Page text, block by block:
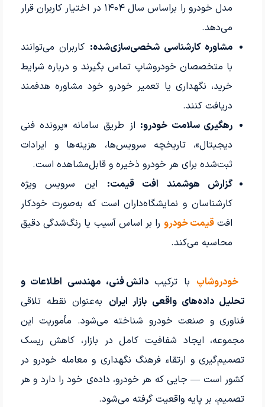
مدل خودرو را براساس سال ۱۴۰۴ در اختیار کاربران قرار
می‌دهد.
مشاوره کارشناسی شخصی‌سازی‌شده: کاربران می‌توانند
با متخصصان خودروشاپ تماس بگیرند و درباره شرایط
خرید، نگهداری یا تعمیر خودرو خود مشاوره هدفمند
دریافت کنند.
رهگیری سلامت خودرو: از طریق سامانه «پرونده فنی
دیجیتال»، تاریخچه سرویس‌ها، هزینه‌ها و ایرادات
ثبت‌شده برای هر خودرو ذخیره و قابل‌مشاهده است.
گزارش هوشمند افت قیمت: این سرویس ویژه
کارشناسان و نمایشگاه‌داران است که به‌صورت خودکار
افتقیمت خودرو را بر اساس آسیب یا رنگ‌شدگی دقیق
محاسبه می‌کند.
خودروشاپ با ترکیبدانش فنی، مهندسی اطلاعات و
تحلیل داده‌های واقعی بازار ایران به‌عنوان نقطه تلاقی
فناوری و صنعت خودرو شناخته می‌شود. مأموریت این
مجموعه، ایجاد شفافیت کامل در بازار، کاهش ریسک
تصمیم‌گیری و ارتقاء فرهنگ نگهداری و معامله خودرو در
کشور است — جایی که هر خودرو، داده‌ی خود را دارد و هر
تصمیم، بر پایه واقعیت گرفته می‌شود.